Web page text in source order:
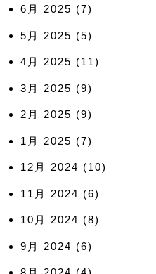
6月 2025 (7)
5月 2025 (5)
4月 2025 (11)
3月 2025 (9)
2月 2025 (9)
1月 2025 (7)
12月 2024 (10)
11月 2024 (6)
10月 2024 (8)
9月 2024 (6)